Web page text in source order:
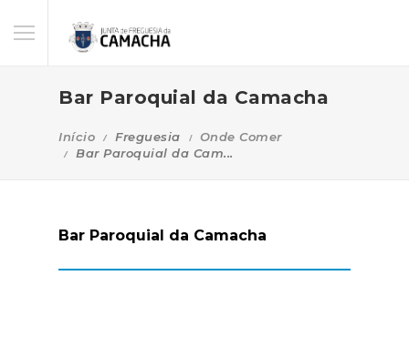
Bar Paroquial da Camacha
Início Freguesia
Onde Comer
Bar Paroquial da Cam...
Bar Paroquial da Camacha